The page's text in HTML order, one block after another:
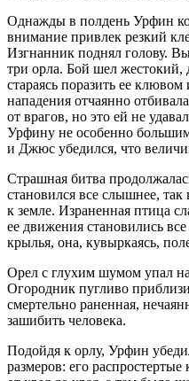
Однажды в полдень Урфин
внимание привлек резкий
Изгнанник поднял голову.
три орла. Бой шел жестокий,
стараясь поразить ее
нападения отчаянно
от врагов, но это ей не
Урфину не особенно
и Джюс убедился, что
Страшная битва
становился все слышнее,
к земле. Израненная птица
ее движения становились
крылья, она, кувыркаясь,
Орел с глухим шумом упал
Огородник пугливо
смертельно раненная,
зашибить человека.
Подойдя к орлу, Урфин
размеров: его